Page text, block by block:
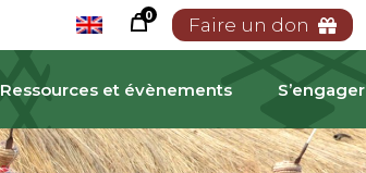
0 Faire un don
Ressources et évènements S’engager